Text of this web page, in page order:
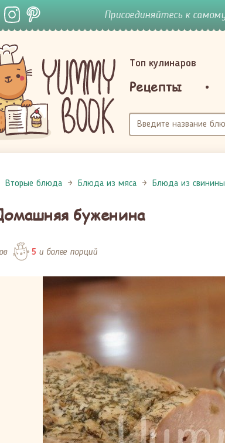
Присоединяйтесь к
Топ кулинаров
Рецепты
Вторые блюда Блюда из мяса Блюда из свинины
буженина
5 и более порций